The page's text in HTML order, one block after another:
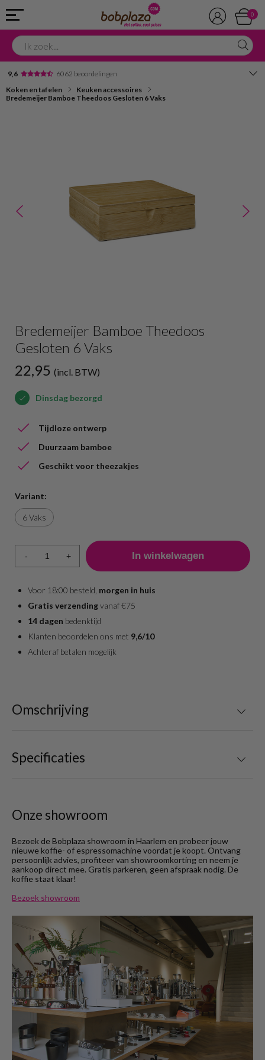
0
9,6 6062 beoordelingen
Avondbezorging
Koken en tafelen
Keuken accessoires
Bredemeijer Bamboe Theedoos Gesloten 6 Vaks
Bredemeijer Bamboe Theedoos
Gesloten 6 Vaks
22,95 (incl. BTW)
Dinsdag bezorgd
Tijdloze ontwerp
Duurzaam bamboe
Geschikt voor theezakjes
Variant:
6 Vaks
- +
Voor 18:00 besteld, morgen in huis
Gratis verzendingvanaf €75
14 dagen bedenktijd
Klanten beoordelen ons met 9,6/10
Achteraf betalen mogelijk
Omschrijving
Specificaties
Onze showroom
Bezoek de Bobplaza showroom in Haarlem en probeer jouw
nieuwe koffie- of espressomachine voordat je koopt. Ontvang
persoonlijk advies, profiteer van showroomkorting en neem je
aankoop direct mee. Gratis parkeren, geen afspraak nodig. De
koffie staat klaar!
Bezoek showroom